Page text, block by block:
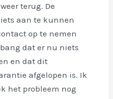
terug. De
aan te kunnen
op te nemen
dat er nu niets
en dat dit
afgelopen is. Ik
het probleem nog